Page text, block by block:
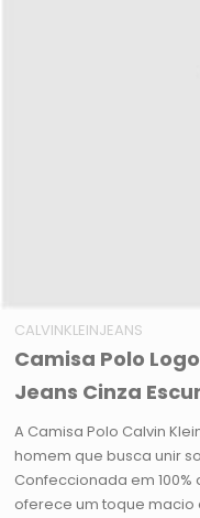
CALVINKLEINJEANS
Camisa Polo
Jeans Cinza
A Camisa Polo Calvin
homem que busca unir
Confeccionada em
oferece um toque